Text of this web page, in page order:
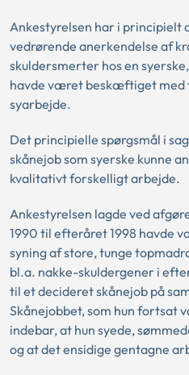
Ankestyrelsen har i principielt
vedrørende anerkendelse af
skuldersmerter hos en
havde været beskæftiget med
syarbejde.
Det principielle spørgsmål i
skånejob som syerske kunne
kvalitativt forskelligt arbejde.
Ankestyrelsen lagde ved
1990 til efteråret 1998 havde
syning af store, tunge
bl.a. nakke-skuldergener i
til et decideret skånejob på
Skånejobbet, som hun fortsat
indebar, at hun syede,
og at det ensidige gentagne